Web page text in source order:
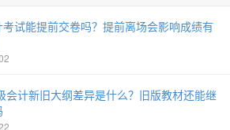
试能提前交卷吗？提前离场会影响成绩有
会计新旧大纲差异是什么？旧版教材还能继